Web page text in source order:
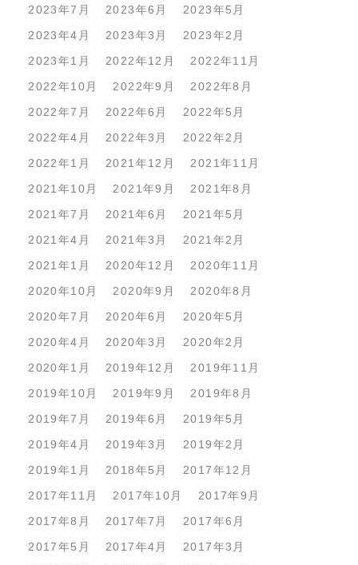
2023年7月 2023年6月
2023年5月
2023年4月
2023年3月
2023年2月
2023年1月
2022年12月
2022年11月
2022年10月
2022年9月
2022年8月
2022年7月
2022年6月
2022年5月
2022年4月
2022年3月
2022年2月
2022年1月
2021年12月
2021年11月
2021年10月
2021年9月
2021年8月
2021年7月
2021年6月
2021年5月
2021年4月
2021年3月
2021年2月
2021年1月
2020年12月
2020年11月
2020年10月
2020年9月
2020年8月
2020年7月
2020年6月
2020年5月
2020年4月
2020年3月
2020年2月
2020年1月
2019年12月
2019年11月
2019年10月
2019年9月
2019年8月
2019年7月
2019年6月
2019年5月
2019年4月
2019年3月
2019年2月
2019年1月
2018年5月
2017年12月
2017年11月
2017年10月
2017年9月
2017年8月
2017年7月
2017年6月
2017年5月
2017年4月
2017年3月